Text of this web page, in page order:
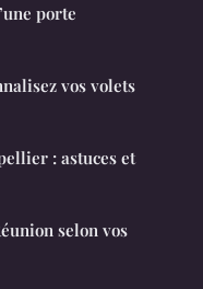
porte
vos volets
: astuces et
selon vos